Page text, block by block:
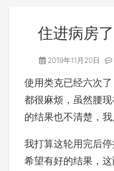
住进病房
2019年11月20日
使用类克已经六次
都很麻烦，虽然腰
的结果也不清楚，我
我打算这轮用完后
希望有好的结果，